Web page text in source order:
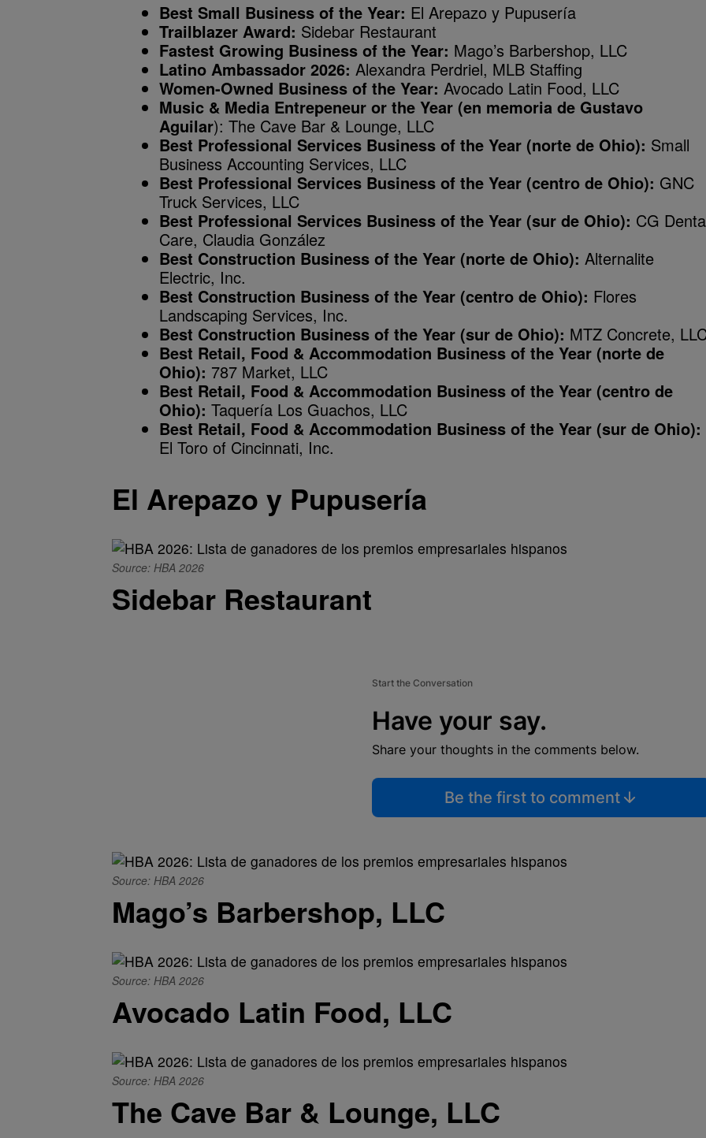
Best Small Business of the Year: El Arepazo y Pupusería
Trailblazer Award: Sidebar Restaurant
Fastest Growing Business of the Year: Mago’s Barbershop, LLC
Latino Ambassador 2026: Alexandra Perdriel, MLB Staffing
Women-Owned Business of the Year: Avocado Latin Food, LLC
Music & Media Entrepeneur or the Year (en memoria de Gustavo
Aguilar): The Cave Bar & Lounge, LLC
Best Professional Services Business of the Year (norte de Ohio): Small
Business Accounting Services, LLC
Best Professional Services Business of the Year (centro de Ohio): GNC
Truck Services, LLC
Best Professional Services Business of the Year (sur de Ohio): CG
Care, Claudia González
Best Construction Business of the Year (norte de Ohio): Alternalite
Electric, Inc.
Best Construction Business of the Year (centro de Ohio): Flores
Landscaping Services, Inc.
Best Construction Business of the Year (sur de Ohio): MTZ Concrete,
Best Retail, Food & Accommodation Business of the Year (norte de
Ohio): 787 Market, LLC
Best Retail, Food & Accommodation Business of the Year (centro de
Ohio): Taquería Los Guachos, LLC
Best Retail, Food & Accommodation Business of the Year (sur de Ohio):
El Toro of Cincinnati, Inc.
El Arepazo y Pupusería
Source: HBA 2026
Sidebar Restaurant
Start the Conversation
Have your say.
Share your thoughts in the comments below.
Be the first to comment
Source: HBA 2026
Mago’s Barbershop, LLC
Source: HBA 2026
Avocado Latin Food, LLC
Source: HBA 2026
The Cave Bar & Lounge, LLC